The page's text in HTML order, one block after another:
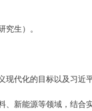
究生）。
代化的目标以及习近
新能源等领域，结合